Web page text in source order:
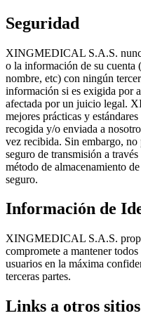
Seguridad
XINGMEDICAL S.A.S.
o la información de su cuenta
nombre, etc) con ningún
información si es exigida por
afectada por un juicio legal.
mejores prácticas y
recogida y/o enviada a
vez recibida. Sin embargo,
seguro de transmisión a
método de almacenamiento
seguro.
Información de
XINGMEDICAL S.A.S.
compromete a mantener
usuarios en la máxima
terceras partes.
Links a otros sitios